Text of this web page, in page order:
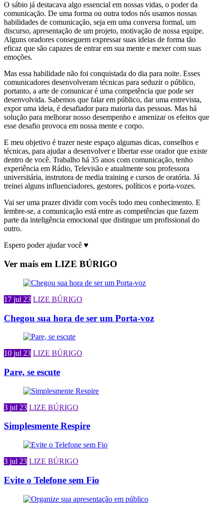
O sábio já destacava algo essencial em nossas vidas, o poder da
comunicação. De uma forma ou outra todos nós usamos nossas
habilidades de comunicação, seja em uma conversa formal, um
discurso, apresentação de um projeto, motivação de nossa equipe.
Alguns oradores conseguem expressar suas ideias de forma tão
eficaz que são capazes de entrar em sua mente e mexer com suas
emoções.
Mas essa habilidade não foi conquistada do dia para noite. Esses
comunicadores desenvolveram técnicas para seduzir o público,
portanto, a arte de comunicar é uma competência que pode ser
desenvolvida. Sabemos que falar em público, dar uma entrevista,
expor uma ideia, é desafiador para maioria das pessoas. Mas há
solução para melhorar nosso desempenho e amenizar os efeitos que
esse desafio provoca em nossa mente e corpo.
E meu objetivo é trazer neste espaço algumas dicas, conselhos e
técnicas, para ajudar a desenvolver e libertar esse orador que existe
dentro de você. Trabalho há 35 anos com comunicação, tenho
experiência em Rádio, Televisão e atualmente sou professora
universitária, instrutora de media training e cursos de oratória. Já
treinei alguns influenciadores, gestores, políticos e porta-vozes.
Vai ser uma prazer dividir com vocês todo meu conhecimento. E
lembre-se, a comunicação está entre as competências que fazem
parte da inteligência emocional que distingue um profissional do
outro.
Espero poder ajudar você ♥
Ver mais em LIZE BÚRIGO
17 jul 23 LIZE BÚRIGO
Chegou sua hora de ser um Porta-voz
10 jul 23 LIZE BÚRIGO
Pare, se escute
3 jul 23 LIZE BÚRIGO
Simplesmente Respire
3 jul 23 LIZE BÚRIGO
Evite o Telefone sem Fio